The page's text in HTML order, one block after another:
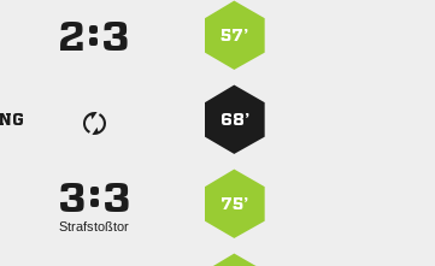
: 57’
68’
:
Strafstoßtor
75’